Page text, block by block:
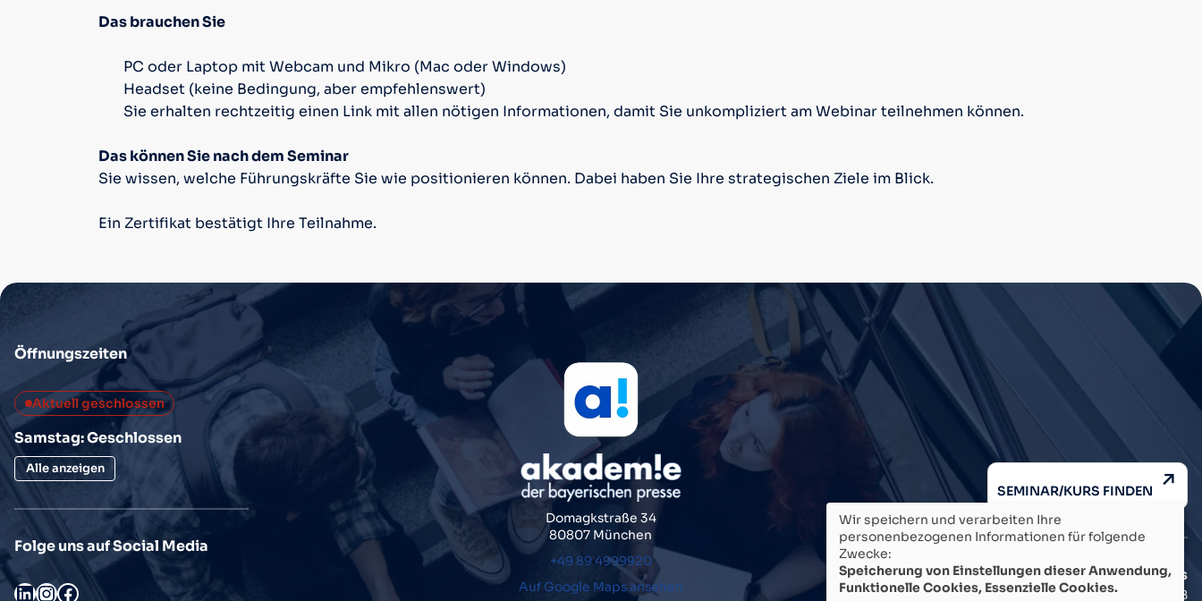
Das brauchen Sie
PC oder Laptop mit Webcam und Mikro (Mac oder Windows)
Headset (keine Bedingung, aber empfehlenswert)
Sie erhalten rechtzeitig einen Link mit allen nötigen Informationen, damit Sie unkompliziert am Webinar teilnehmen können.
Das können Sie nach dem Seminar
Sie wissen, welche Führungskräfte Sie wie positionieren können. Dabei haben Sie Ihre strategischen Ziele im Blick.
Ein Zertifikat bestätigt Ihre Teilnahme.
Öffnungszeiten
Aktuell geschlossen
Samstag: Geschlossen
Alle anzeigen
Folge uns auf Social Media
LinkedIn InstagramFacebook
Domagkstraße 34
80807 München
+49 89 4999920
Auf Google Maps ansehen
SEMINAR/KURS FINDEN
Weiterführende Links
ImpressumDatenschutz AGB
Wir speichern und verarbeiten Ihre
personenbezogenen Informationen für folgende
Zwecke:
Speicherung von Einstellungen dieser Anwendung,
Funktionelle Cookies, Essenzielle Cookies.